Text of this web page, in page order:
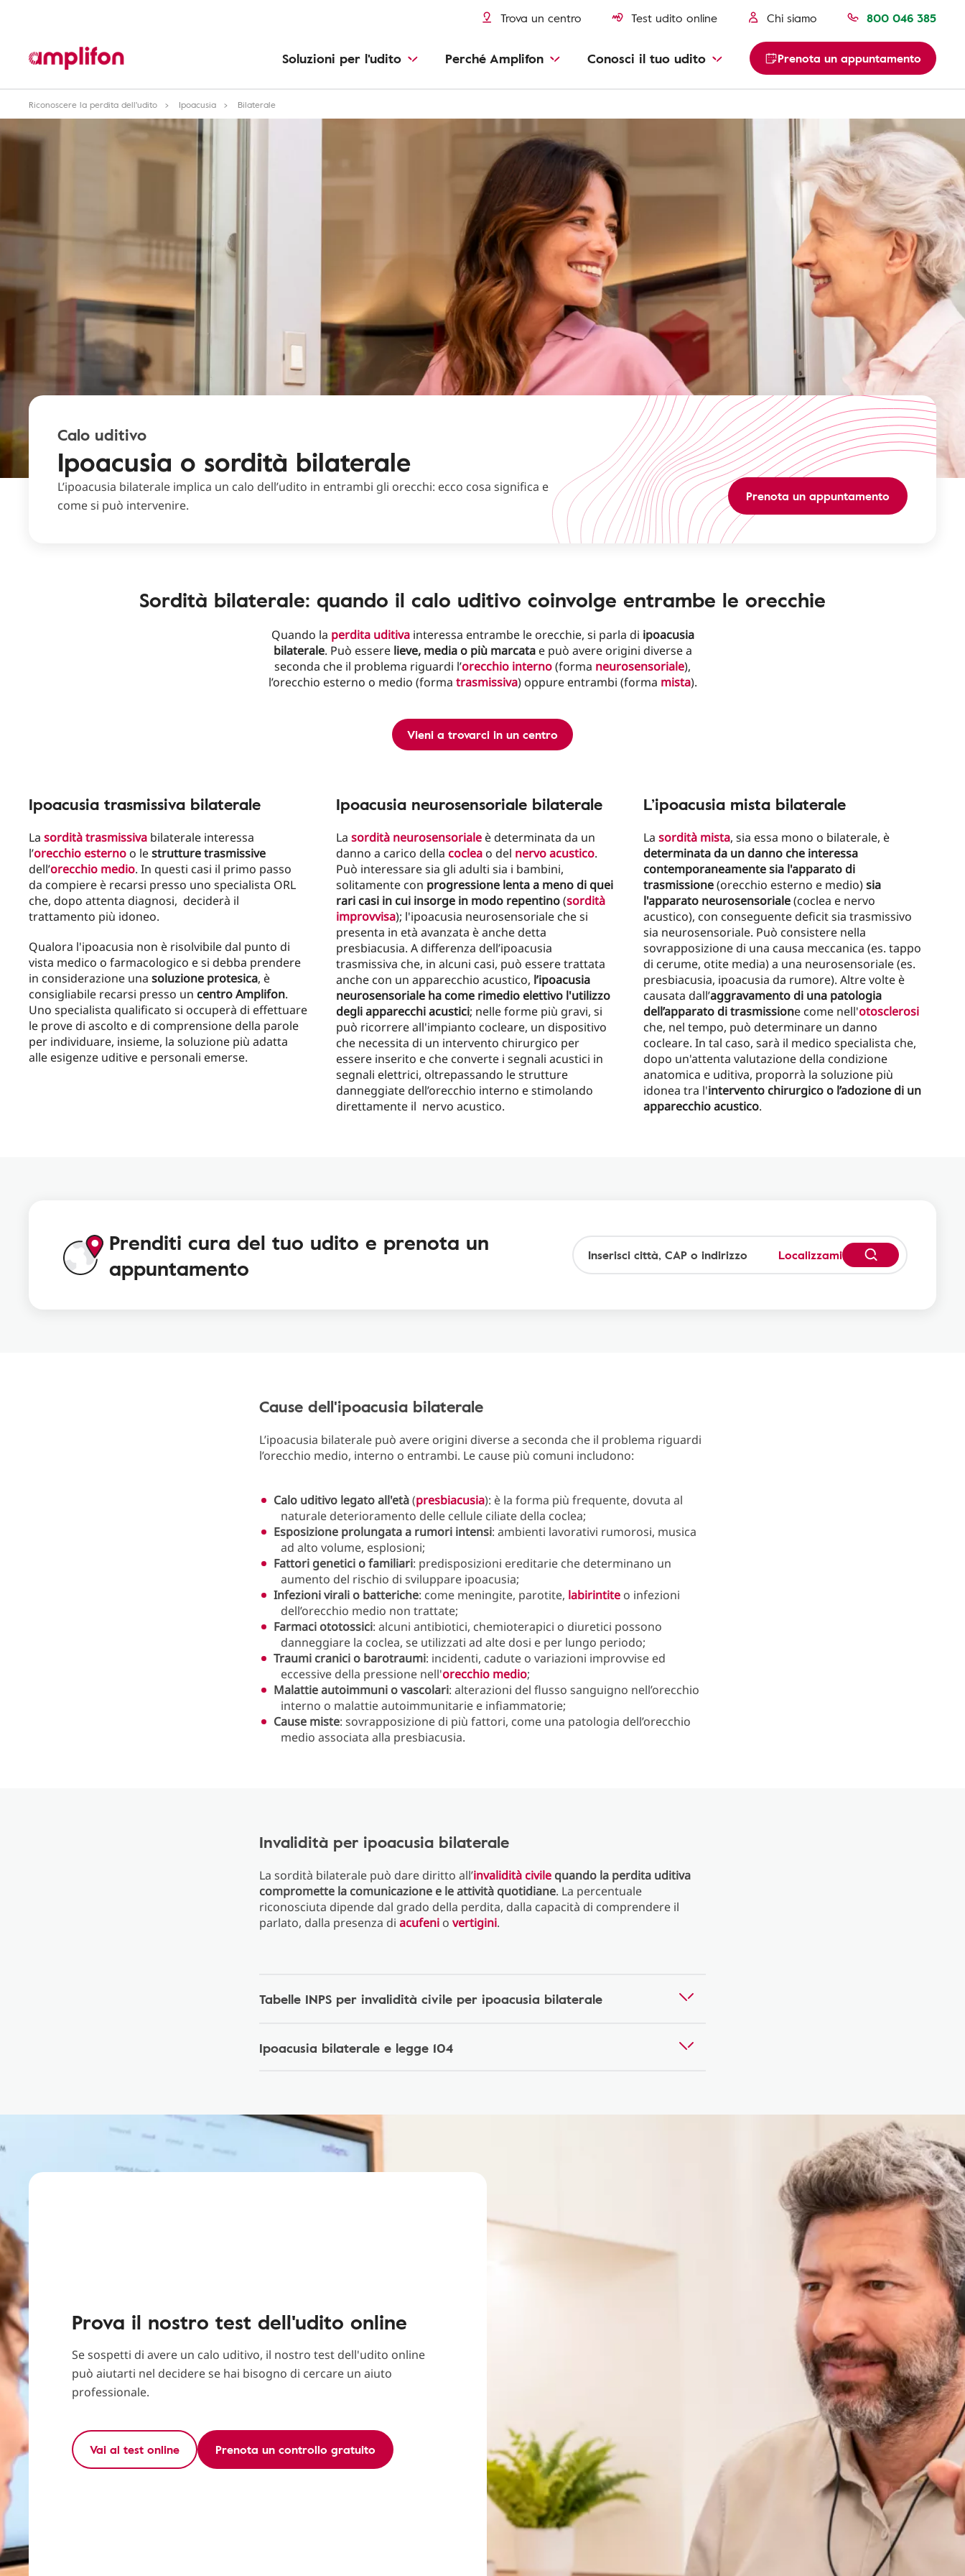
Trova un centro Test udito online Chi siamo 800 046 385
Soluzioni per l'udito Perché Amplifon Conosci il tuo udito Prenota un appuntamento
Riconoscere la perdita dell'udito Ipoacusia Bilaterale
Calo uditivo
Ipoacusia o sordità bilaterale
L’ipoacusia bilaterale implica un calo dell’udito in entrambi gli orecchi: ecco cosa significa e
come si può intervenire.
Prenota un appuntamento
Sordità bilaterale: quando il calo uditivo coinvolge entrambe le orecchie
Quando la perdita uditivainteressa entrambe le orecchie, si parla di ipoacusia
bilaterale. Può essere lieve, media o più marcatae può avere origini diverse a
seconda che il problema riguardi l’orecchio interno(forma neurosensoriale),
l’orecchio esterno o medio (forma trasmissiva) oppure entrambi (forma mista).
Vieni a trovarci in un centro
Ipoacusia trasmissiva bilaterale
La sordità trasmissiva bilaterale interessa
l’orecchio esternoo lestrutture trasmissive
dell’orecchio medio. In questi casi il primo passo
da compiere è recarsi presso uno specialista ORL
che, dopo attenta diagnosi, deciderà il
trattamento più idoneo.
Qualora l'ipoacusia non è risolvibile dal punto di
vista medico o farmacologico e si debba prendere
in considerazione una soluzione protesica, è
consigliabile recarsi presso un centro Amplifon.
Uno specialista qualificato si occuperà di effettuare
le prove di ascolto e di comprensione della parole
per individuare, insieme, la soluzione più adatta
alle esigenze uditive e personali emerse.
Ipoacusia neurosensoriale bilaterale
La sordità neurosensorialeè determinata da un
danno a carico della cocleao del nervo acustico.
Può interessare sia gli adulti sia i bambini,
solitamente con progressione lenta a meno di quei
rari casi in cui insorge in modo repentino(sordità
improvvisa); l'ipoacusia neurosensoriale che si
presenta in età avanzata è anche detta
presbiacusia. A differenza dell’ipoacusia
trasmissiva che, in alcuni casi, può essere trattata
anche con un apparecchio acustico, l’ipoacusia
neurosensoriale ha come rimedio elettivo l'utilizzo
degli apparecchi acustici; nelle forme più gravi, si
può ricorrere all'impianto cocleare, un dispositivo
che necessita di un intervento chirurgico per
essere inserito e che converte i segnali acustici in
segnali elettrici, oltrepassando le strutture
danneggiate dell’orecchio interno e stimolando
direttamente il nervo acustico.
L’ipoacusia mista bilaterale
La sordità mista, sia essa mono o bilaterale, è
determinata da un danno che interessa
contemporaneamente sia l'apparato di
trasmissione(orecchio esterno e medio)sia
l'apparato neurosensoriale(coclea e nervo
acustico), con conseguente deficit sia trasmissivo
sia neurosensoriale. Può consistere nella
sovrapposizione di una causa meccanica (es. tappo
di cerume, otite media) a una neurosensoriale (es.
presbiacusia, ipoacusia da rumore). Altre volte è
causata dall’aggravamento di una patologia
dell’apparato di trasmissione come nell'otosclerosi
che, nel tempo, può determinare un danno
cocleare. In tal caso, sarà il medico specialista che,
dopo un'attenta valutazione della condizione
anatomica e uditiva, proporrà la soluzione più
idonea tra l'intervento chirurgico o l’adozione di un
apparecchio acustico.
Prenditi cura del tuo udito e prenota un
appuntamento
Localizzami
Cause dell'ipoacusia bilaterale
L’ipoacusia bilaterale può avere origini diverse a seconda che il problema riguardi
l’orecchio medio, interno o entrambi. Le cause più comuni includono:
Calo uditivo legato all'età(presbiacusia): è la forma più frequente, dovuta al
naturale deterioramento delle cellule ciliate della coclea;
Esposizione prolungata a rumori intensi: ambienti lavorativi rumorosi, musica
ad alto volume, esplosioni;
Fattori genetici o familiari: predisposizioni ereditarie che determinano un
aumento del rischio di sviluppare ipoacusia;
Infezioni virali o batteriche: come meningite, parotite, labirintite o infezioni
dell’orecchio medio non trattate;
Farmaci ototossici: alcuni antibiotici, chemioterapici o diuretici possono
danneggiare la coclea, se utilizzati ad alte dosi e per lungo periodo;
Traumi cranici o barotraumi: incidenti, cadute o variazioni improvvise ed
eccessive della pressione nell'orecchio medio;
Malattie autoimmuni o vascolari: alterazioni del flusso sanguigno nell’orecchio
interno o malattie autoimmunitarie e infiammatorie;
Cause miste: sovrapposizione di più fattori, come una patologia dell’orecchio
medio associata alla presbiacusia.
Invalidità per ipoacusia bilaterale
La sordità bilaterale può dare diritto all’invalidità civile quando la perdita uditiva
compromette la comunicazione e le attività quotidiane. La percentuale
riconosciuta dipende dal grado della perdita, dalla capacità di comprendere il
parlato, dalla presenza di acufeni o vertigini.
Tabelle INPS per invalidità civile per ipoacusia bilaterale
Ipoacusia bilaterale e legge 104
Prova il nostro test dell'udito online
Se sospetti di avere un calo uditivo, il nostro test dell'udito online
può aiutarti nel decidere se hai bisogno di cercare un aiuto
professionale.
Vai al test online Prenota un controllo gratuito